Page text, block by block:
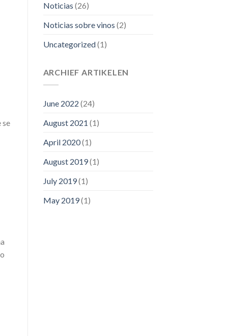
se
Noticias (26)
Noticias sobre vinos (2)
Uncategorized(1)
ARCHIEF ARTIKELEN
June 2022 (24)
August 2021 (1)
April 2020(1)
August 2019(1)
July 2019(1)
May 2019(1)